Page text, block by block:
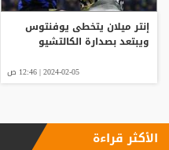
إنتر ميلان يتخطى يوفنتوس
ويبتعد بصدارة الكالتشيو
2024-02-05 | 12:46 ص
الأكثر قراءة